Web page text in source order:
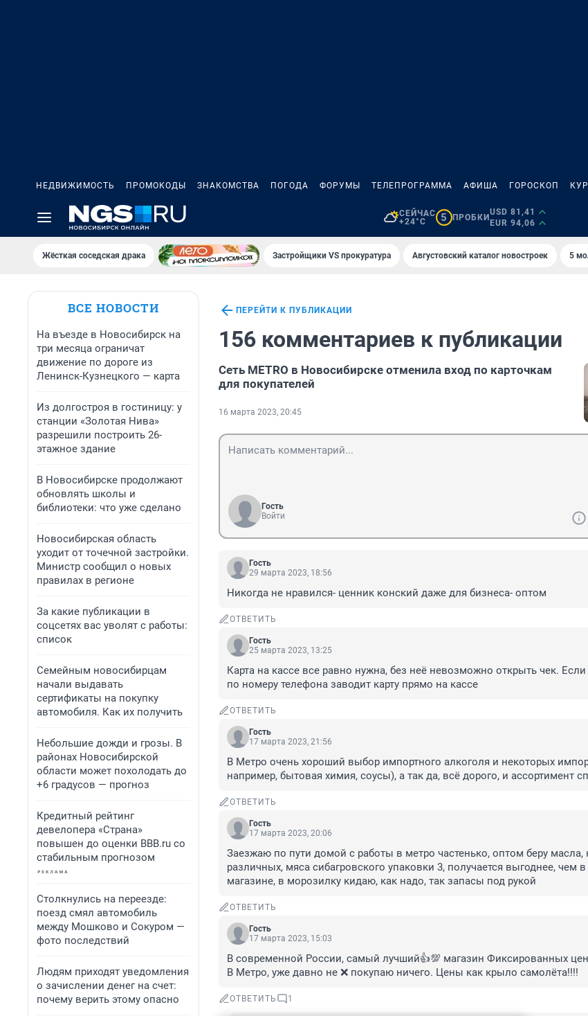
НЕДВИЖИМОСТЬ ПРОМОКОДЫ ЗНАКОМСТВА ПОГОДА ФОРУМЫ ТЕЛЕПРОГРАММА АФИША ГОРОСКОП
СЕЙЧАС
+24°C
5 ПРОБКИ
USD 81,41
EUR 94,06
Жёсткая соседская драка Застройщики VS прокуратура Августовский каталог новостроек 5
ВСЕ НОВОСТИ
На въезде в Новосибирск на
три месяца ограничат
движение по дороге из
Ленинск-Кузнецкого — карта
Из долгостроя в гостиницу: у
станции «Золотая Нива»
разрешили построить 26-
этажное здание
В Новосибирске продолжают
обновлять школы и
библиотеки: что уже сделано
Новосибирская область
уходит от точечной застройки.
Министр сообщил о новых
правилах в регионе
За какие публикации в
соцсетях вас уволят с работы:
список
Семейным новосибирцам
начали выдавать
сертификаты на покупку
автомобиля. Как их получить
Небольшие дожди и грозы. В
районах Новосибирской
области может похолодать до
+6 градусов — прогноз
Кредитный рейтинг
девелопера «Страна»
повышен до оценки BBB.ru со
стабильным прогнозом
Столкнулись на переезде:
поезд смял автомобиль
между Мошково и Сокуром —
фото последствий
Людям приходят уведомления
о зачислении денег на счет:
почему верить этому опасно
ПЕРЕЙТИ К ПУБЛИКАЦИИ
156 комментариев к публикации
Сеть METRO в Новосибирске отменила вход по карточкам
для покупателей
16 марта 2023, 20:45
Гость
Войти
Гость
29 марта 2023, 18:56
Никогда не нравился- ценник конский даже для бизнеса- оптом
ОТВЕТИТЬ
Гость
25 марта 2023, 13:25
Карта на кассе все равно нужна, без неё невозможно открыть чек. Если
по номеру телефона заводит карту прямо на кассе
ОТВЕТИТЬ
Гость
17 марта 2023, 21:56
В Метро очень хороший выбор импортного алкоголя и некоторых
например, бытовая химия, соусы), а так да, всё дорого, и ассортимент
ОТВЕТИТЬ
Гость
17 марта 2023, 20:06
Заезжаю по пути домой с работы в метро частенько, оптом беру масла,
различных, мяса сибагровского упаковки 3, получается выгоднее, чем
магазине, в морозилку кидаю, как надо, так запасы под рукой
ОТВЕТИТЬ
Гость
17 марта 2023, 15:03
В современной России, самый лучший👍💯 магазин Фиксированных
В Метро, уже давно не ❌ покупаю ничего. Цены как крыло самолёта!!!!
ОТВЕТИТЬ 1